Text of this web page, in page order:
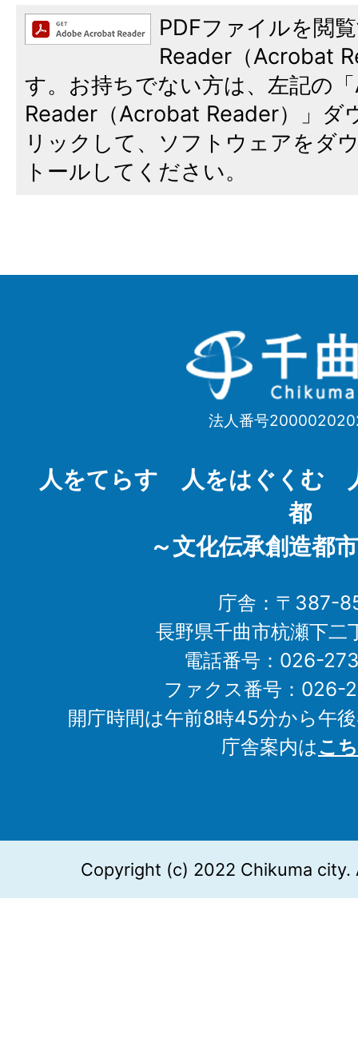
PDFファイルを閲
Reader（Acrobat
す。お持ちでない方は、左記の
Reader（Acrobat Reader）」ダ
リックして、ソフトウェアをダ
トールしてください。
千
曲
Chikuma
法人番号
人をてらす 人をはぐくむ
都
～文化伝承創造都
庁舎：〒387-
長野県千曲市杭瀬下二
電話番号：026-
ファクス番号：026-
開庁時間は午前8時45分から午
庁舎案内はこ
Copyright (c) 2022 Chikuma city.